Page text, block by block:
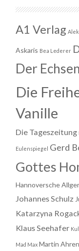
A1 Verlag
Askaris Bea Lederer
Der
Die
Vanille
Die Tageszeitung
Eulenspiegel Gerd
Gottes
Hannoversche
Johannes Schulz
Katarzyna
Klaus Seehafer
Mad Max Martin